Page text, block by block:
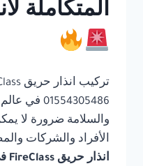
المتكاملة
تركيب انذار حريق FireClass في الجيزة
والسلامة ضرورة لا
الأفراد والشركات
انذار حريق FireClass في الجيزة